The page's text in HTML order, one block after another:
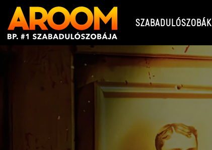
SZABADULÓSZOBÁK